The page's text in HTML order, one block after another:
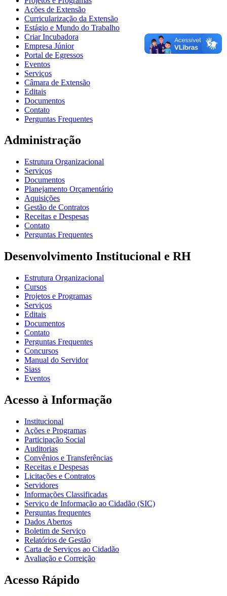
Ações de Extensão
Curricularização da Extensão
Estágio e Mundo do Trabalho
Criar Incubadora
Empresa Júnior
Portal de Egressos
Eventos
Serviços
Câmara de Extensão
Editais
Documentos
Contato
Perguntas Frequentes
Administração
Estrutura Organizacional
Serviços
Documentos
Planejamento Orçamentário
Aquisições
Gestão de Contratos
Receitas e Despesas
Contato
Perguntas Frequentes
Desenvolvimento Institucional e RH
Estrutura Organizacional
Cursos
Projetos e Programas
Serviços
Editais
Documentos
Contato
Perguntas Frequentes
Concursos
Manual do Servidor
Siass
Eventos
Acesso à Informação
Institucional
Ações e Programas
Participação Social
Auditorias
Convênios e Transferências
Receitas e Despesas
Licitações e Contratos
Servidores
Informações Classificadas
Serviço de Informação ao Cidadão (SIC)
Perguntas frequentes
Dados Abertos
Boletim de Serviço
Relatórios de Gestão
Carta de Serviços ao Cidadão
Avaliação e Correição
Acesso Rápido